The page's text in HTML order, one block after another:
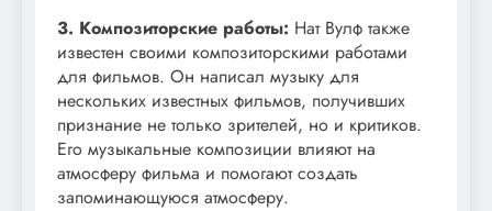
3. Композиторские работы: Нат Вулф также
известен своими композиторскими работами
для фильмов. Он написал музыку для
нескольких известных фильмов, получивших
признание не только зрителей, но и критиков.
Его музыкальные композиции влияют на
атмосферу фильма и помогают создать
запоминающуюся атмосферу.